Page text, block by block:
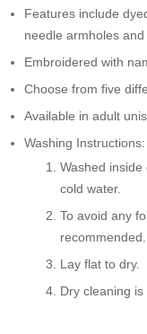
Features include
needle armholes
Embroidered with
Choose from five
Available in adult
Washing Instructions:
Washed
cold water.
To avoid any
recommended.
Lay flat to dry.
Dry cleaning is